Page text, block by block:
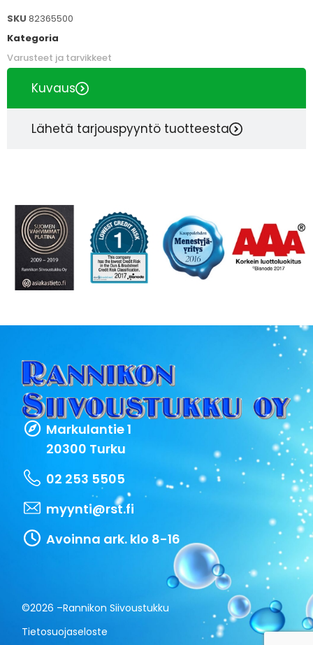
SKU 82365500
Kategoria
Varusteet ja tarvikkeet
Kuvaus
Lähetä tarjouspyyntö tuotteesta
Markulantie 1
20300 Turku
02 253 5505
myynti@rst.fi
Avoinna ark. klo 8-16
©2026 –Rannikon Siivoustukku
Tietosuojaseloste